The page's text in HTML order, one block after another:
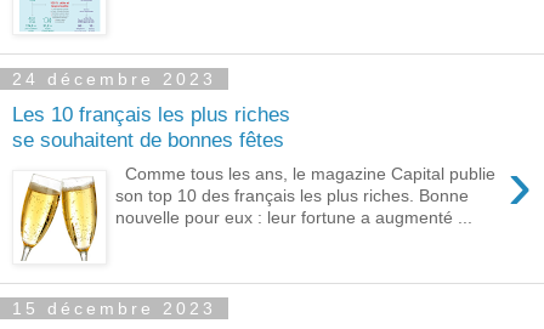
24 décembre 2023
Les 10 français les plus riches
se souhaitent de bonnes fêtes
›
Comme tous les ans, le magazine Capital publie
son top 10 des français les plus riches. Bonne
nouvelle pour eux : leur fortune a augmenté ...
15 décembre 2023